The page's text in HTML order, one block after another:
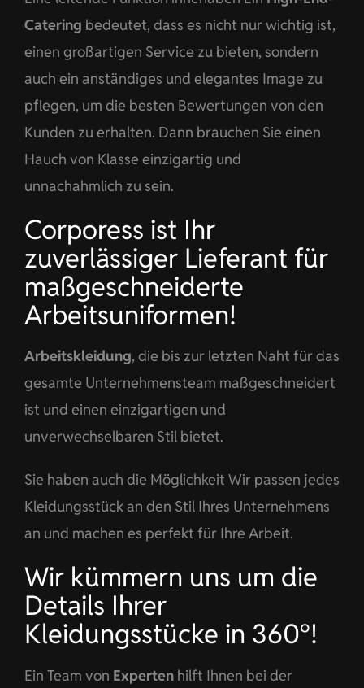
Catering bedeutet, dass es nicht nur wichtig ist,
einen großartigen Service zu bieten, sondern
auch ein anständiges und elegantes Image zu
pflegen, um die besten Bewertungen von den
Kunden zu erhalten. Dann brauchen Sie einen
Hauch von Klasse einzigartig und
unnachahmlich zu sein.
Corporess ist Ihr
zuverlässiger Lieferant für
maßgeschneiderte
Arbeitsuniformen!
Arbeitskleidung, die bis zur letzten Naht für das
gesamte Unternehmensteam maßgeschneidert
ist und einen einzigartigen und
unverwechselbaren Stil bietet.
Sie haben auch die Möglichkeit Wir passen jedes
Kleidungsstück an den Stil Ihres Unternehmens
an und machen es perfekt für Ihre Arbeit.
Wir kümmern uns um die
Details Ihrer
Kleidungsstücke in 360°!
Ein Team von Expertenhilft Ihnen bei der